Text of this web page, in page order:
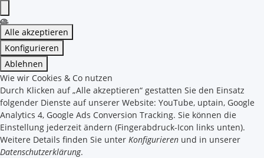
Alle akzeptieren
Konfigurieren
Ablehnen
Wie wir Cookies & Co nutzen
Durch Klicken auf „Alle akzeptieren“ gestatten Sie den Einsatz
folgender Dienste auf unserer Website: YouTube, uptain, Google
Analytics 4, Google Ads Conversion Tracking. Sie können die
Einstellung jederzeit ändern (Fingerabdruck-Icon links unten).
Weitere Details finden Sie unter Konfigurieren und in unserer
Datenschutzerklärung.